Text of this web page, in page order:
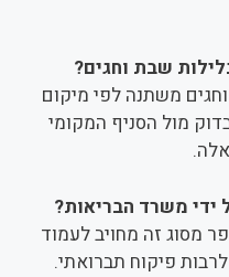
שבת וחגים?
משתנה לפי מיקום
מול הסניף המקומי
משרד הבריאות?
מסוג זה מחויב לעמוד
פיקוח תברואתי.